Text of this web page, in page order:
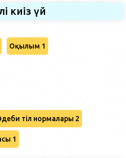
киіз үй
Оқылым 1
тіл нормалары 2
1